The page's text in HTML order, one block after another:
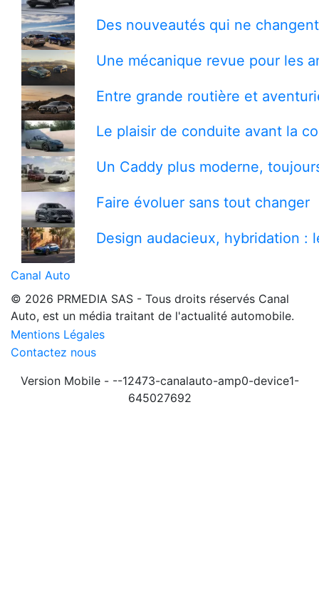
Des nouveautés qui ne
Une mécanique revue pour les
Entre grande routière et
Le plaisir de conduite avant la
Un Caddy plus moderne,
Faire évoluer sans tout changer
Design audacieux, hybridation :
Canal Auto
© 2026 PRMEDIA SAS - Tous droits réservés Canal
Auto, est un média traitant de l'actualité automobile.
Mentions Légales
Contactez nous
Version Mobile - --12473-canalauto-amp0-device1-
645027692